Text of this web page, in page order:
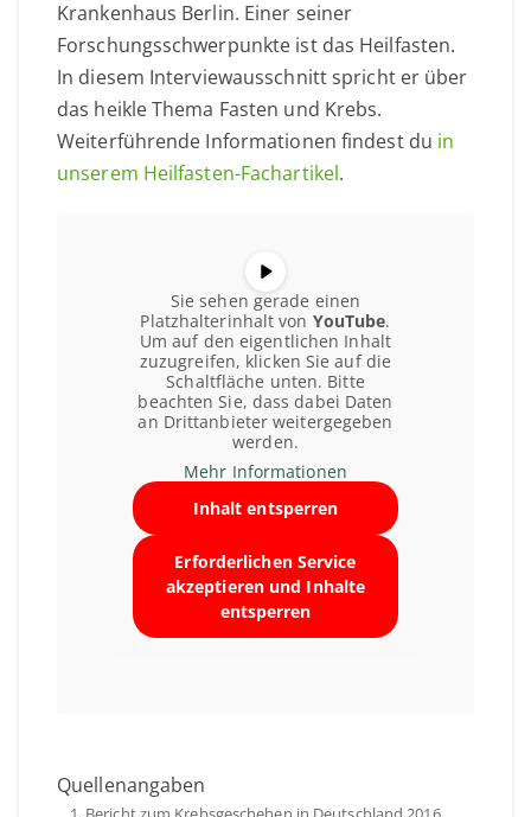
Krankenhaus Berlin. Einer seiner
Forschungsschwerpunkte ist das Heilfasten.
In diesem Interviewausschnitt spricht er über
das heikle Thema Fasten und Krebs.
Weiterführende Informationen findest du in
unserem Heilfasten-Fachartikel.
Sie sehen gerade einen
Platzhalterinhalt von YouTube.
Um auf den eigentlichen Inhalt
zuzugreifen, klicken Sie auf die
Schaltfläche unten. Bitte
beachten Sie, dass dabei Daten
an Drittanbieter weitergegeben
werden.
Mehr Informationen
Inhalt entsperren
Erforderlichen Service
akzeptieren und Inhalte
entsperren
Quellenangaben